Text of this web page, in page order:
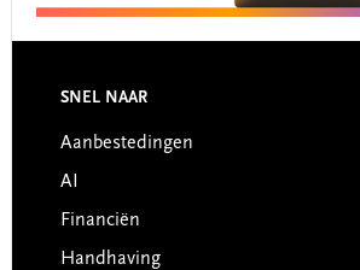
Footer
SNEL NAAR
Aanbestedingen
AI
Financiën
Handhaving